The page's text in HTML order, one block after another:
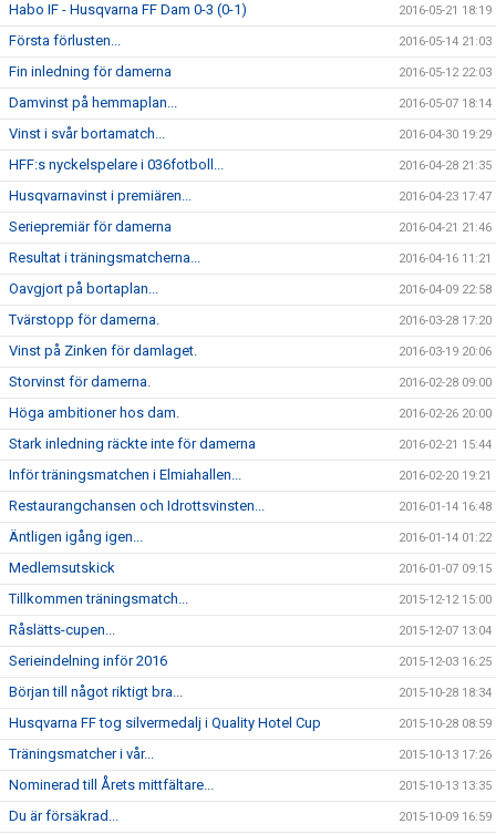
Habo IF - Husqvarna FF Dam 0-3 (0-1) 2016-05-21 18:19
Första förlusten... 2016-05-14 21:03
Fin inledning för damerna 2016-05-12 22:03
Damvinst på hemmaplan... 2016-05-07 18:14
Vinst i svår bortamatch... 2016-04-30 19:29
HFF:s nyckelspelare i 036fotboll... 2016-04-28 21:35
Husqvarnavinst i premiären... 2016-04-23 17:47
Seriepremiär för damerna 2016-04-21 21:46
Resultat i träningsmatcherna... 2016-04-16 11:21
Oavgjort på bortaplan... 2016-04-09 22:58
Tvärstopp för damerna. 2016-03-28 17:20
Vinst på Zinken för damlaget. 2016-03-19 20:06
Storvinst för damerna. 2016-02-28 09:00
Höga ambitioner hos dam. 2016-02-26 20:00
Stark inledning räckte inte för damerna 2016-02-21 15:44
Inför träningsmatchen i Elmiahallen... 2016-02-20 19:21
Restaurangchansen och Idrottsvinsten... 2016-01-14 16:48
Äntligen igång igen... 2016-01-14 01:22
Medlemsutskick 2016-01-07 09:15
Tillkommen träningsmatch... 2015-12-12 15:00
Råslätts-cupen... 2015-12-07 13:04
Serieindelning inför 2016 2015-12-03 16:25
Början till något riktigt bra... 2015-10-28 18:34
Husqvarna FF tog silvermedalj i Quality Hotel Cup 2015-10-28 08:59
Träningsmatcher i vår... 2015-10-13 17:26
Nominerad till Årets mittfältare... 2015-10-13 13:35
Du är försäkrad... 2015-10-09 16:59